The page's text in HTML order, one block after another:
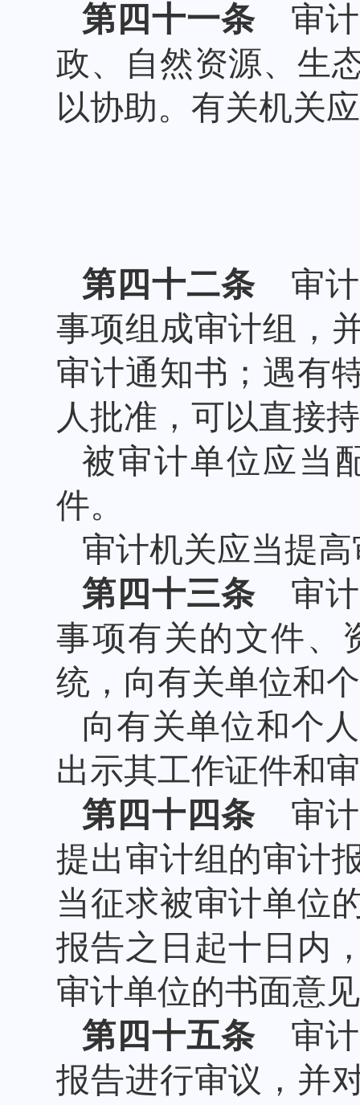
第四十一条 审计
政、自然资源、生
以协助。有关机关
第四十二条 审计
事项组成审计组，
审计通知书；遇有
人批准，可以直接
被审计单位应当
件。
审计机关应当提
第四十三条 审计
事项有关的文件、
统，向有关单位和
向有关单位和个
出示其工作证件和
第四十四条 审计
提出审计组的审计
当征求被审计单位
报告之日起十日内
审计单位的书面意
第四十五条 审计
报告进行审议，并